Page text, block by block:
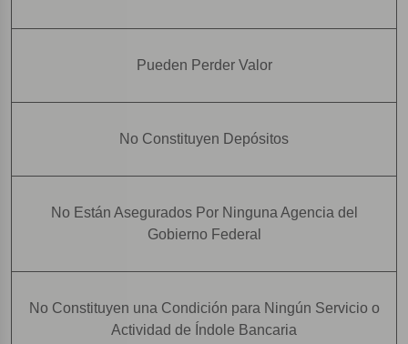
Pueden Perder Valor
No Constituyen Depósitos
No Están Asegurados Por Ninguna Agencia del
Gobierno Federal
No Constituyen una Condición para Ningún Servicio o
Actividad de Índole Bancaria